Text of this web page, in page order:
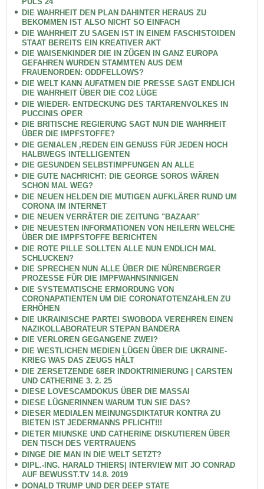
DIE WAHRHEIT DEN PLAN DAHINTER HERAUS ZU
BEKOMMEN IST ALSO NICHT SO EINFACH
DIE WAHRHEIT ZU SAGEN IST IN EINEM FASCHISTOIDEN
STAAT BEREITS EIN KREATIVER AKT
DIE WAISENKINDER DIE IN ZÜGEN IN GANZ EUROPA
GEFAHREN WURDEN STAMMTEN AUS DEM
FRAUENORDEN: ODDFELLOWS?
DIE WELT KANN AUFATMEN DIE PRESSE SAGT ENDLICH
DIE WAHRHEIT ÜBER DIE CO2 LÜGE
DIE WIEDER- ENTDECKUNG DES TARTARENVOLKES IN
PUCCINIS OPER
DIE BRITISCHE REGIERUNG SAGT NUN DIE WAHRHEIT
ÜBER DIE IMPFSTOFFE?
DIE GENIALEN ,REDEN EIN GENUSS FÜR JEDEN HOCH
HALBWEGS INTELLIGENTEN
DIE GESUNDEN SELBSTIMPFUNGEN AN ALLE
DIE GUTE NACHRICHT: DIE GEORGE SOROS WÄREN
SCHON MAL WEG?
DIE NEUEN HELDEN DIE MUTIGEN AUFKLÄRER RUND UM
CORONA IM INTERNET
DIE NEUEN VERRÄTER DIE ZEITUNG "BAZAAR"
DIE NEUESTEN INFORMATIONEN VON HEILERN WELCHE
ÜBER DIE IMPFSTOFFE BERICHTEN
DIE ROTE PILLE SOLLTEN ALLE NUN ENDLICH MAL
SCHLUCKEN?
DIE SPRECHEN NUN ALLE ÜBER DIE NÜRENBERGER
PROZESSE FÜR DIE IMPFWAHNSINNIGEN
DIE SYSTEMATISCHE ERMORDUNG VON
CORONAPATIENTEN UM DIE CORONATOTENZAHLEN ZU
ERHÖHEN
DIE UKRAINISCHE PARTEI SWOBODA VEREHREN EINEN
NAZIKOLLABORATEUR STEPAN BANDERA
DIE VERLOREN GEGANGENE ZWEI?
DIE WESTLICHEN MEDIEN LÜGEN ÜBER DIE UKRAINE-
KRIEG WAS DAS ZEUGS HÄLT
DIE ZERSETZENDE 68ER INDOKTRINIERUNG | CARSTEN
UND CATHERINE 3. 2. 25
DIESE LOVESCAMDOKUS ÜBER DIE MASSAI
DIESE LÜGNERINNEN WARUM TUN SIE DAS?
DIESER MEDIALEN MEINUNGSDIKTATUR KONTRA ZU
BIETEN IST JEDERMANNS PFLICHT!!!
DIETER MIUNSKE UND CATHERINE DISKUTIEREN ÜBER
DEN TISCH DES VERTRAUENS
DINGE DIE MAN IN DIE WELT SETZT?
DIPL.-ING. HARALD THIERS| INTERVIEW MIT JO CONRAD
AUF BEWUSST.TV 14.8. 2019
DONALD TRUMP UND DER DEEP STATE